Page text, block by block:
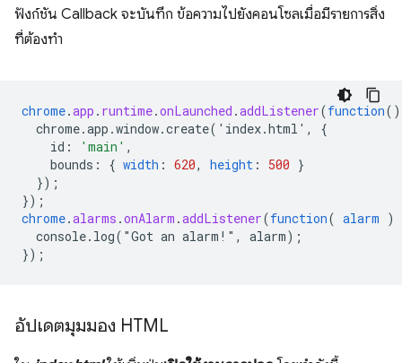
ฟังก์ชัน Callback จะบันทึก ข้อความไปยังคอนโซลเมื่อมีรายการสิ่ง
ที่ต้องทำ
chrome.app . runtime.onLaunched .addListener(function()
chrome.app.window.create('index.html',
{
id : 'main' ,
bounds : { width : 620, height : 500 }
});
});
chrome.alarms .onAlarm .addListener(function( alarm )
console.log("Got an alarm!", alarm) ;
});
อัปเดตมุมมอง HTML